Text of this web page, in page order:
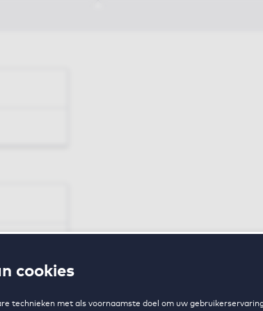
cookies
technieken met als voornaamste doel om uw